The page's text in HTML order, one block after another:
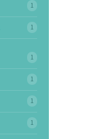
1
1
1
1
1
1